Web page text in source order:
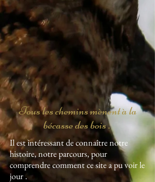
Tous les chemins mènent à la
bécasse des bois .
Il est intéressant de connaître notre
histoire, notre parcours, pour
comprendre comment ce site a pu voir le
jour .